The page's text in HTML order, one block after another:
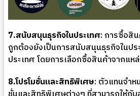
7.สนับสนุนธุรกิจในประเทศ: การซื้อสิ
ถูกต้องยังเป็นการสนับสนุนธุรกิจในปร
ประเทศ โดยการเลือกซื้อสินค้าจากแห
8.โปรโมชั่นและสิทธิพิเศษ: ตัวแทนจำห